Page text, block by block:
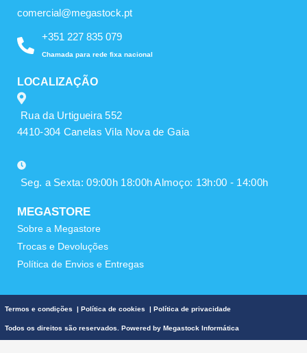
comercial@megastock.pt
+351 227 835 079
Chamada para rede fixa nacional
LOCALIZAÇÃO
Rua da Urtigueira 552
4410-304 Canelas Vila Nova de Gaia
Seg. a Sexta: 09:00h 18:00h Almoço: 13h:00 - 14:00h
MEGASTORE
Sobre a Megastore
Trocas e Devoluções
Política de Envios e Entregas
Termos e condições | Política de cookies | Política de privacidade
Todos os direitos são reservados. Powered by Megastock Informática